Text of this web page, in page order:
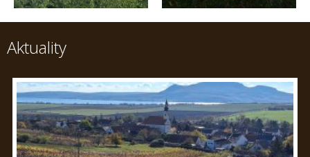
Aktuality